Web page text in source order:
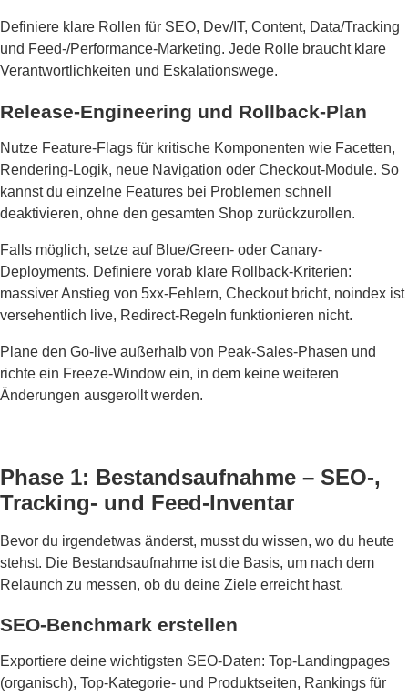
Definiere klare Rollen für SEO, Dev/IT, Content, Data/Tracking
und Feed-/Performance-Marketing. Jede Rolle braucht klare
Verantwortlichkeiten und Eskalationswege.
Release-Engineering und Rollback-Plan
Nutze Feature-Flags für kritische Komponenten wie Facetten,
Rendering-Logik, neue Navigation oder Checkout-Module. So
kannst du einzelne Features bei Problemen schnell
deaktivieren, ohne den gesamten Shop zurückzurollen.
Falls möglich, setze auf Blue/Green- oder Canary-
Deployments. Definiere vorab klare Rollback-Kriterien:
massiver Anstieg von 5xx-Fehlern, Checkout bricht, noindex ist
versehentlich live, Redirect-Regeln funktionieren nicht.
Plane den Go-live außerhalb von Peak-Sales-Phasen und
richte ein Freeze-Window ein, in dem keine weiteren
Änderungen ausgerollt werden.
Phase 1: Bestandsaufnahme – SEO-,
Tracking- und Feed-Inventar
Bevor du irgendetwas änderst, musst du wissen, wo du heute
stehst. Die Bestandsaufnahme ist die Basis, um nach dem
Relaunch zu messen, ob du deine Ziele erreicht hast.
SEO-Benchmark erstellen
Exportiere deine wichtigsten SEO-Daten: Top-Landingpages
(organisch), Top-Kategorie- und Produktseiten, Rankings für